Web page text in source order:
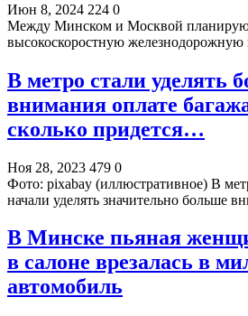
Июн 8, 2024 224 0
Между Минском и Москвой
высокоскоростную
В метро стали уделять
внимания оплате
сколько придется…
Ноя 28, 2023 479 0
Фото: pixabay (иллюстративное) В
начали уделять значительно больше
В Минске пьяная
в салоне врезалась в
автомобиль